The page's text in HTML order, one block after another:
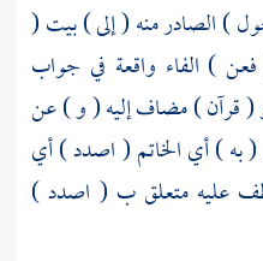
) الصادر منه ( إلى ) بيت (
) الفاء واقعة في جواب
قرآن ) مضاف إليه ( و ) عن
( به ) أي الخاتم ( اصدد ) أي
عليه متعلق ب ( اصدد )